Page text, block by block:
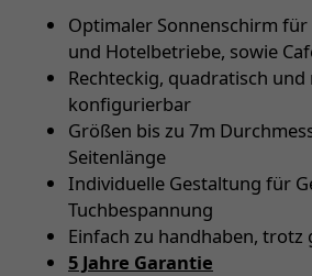
Optimaler Sonnenschirm
und Hotelbetriebe, sowie
Rechteckig, quadratisch und
konfigurierbar
Größen bis zu 7m
Seitenlänge
Individuelle Gestaltung für
Tuchbespannung
Einfach zu handhaben, trotz
5 Jahre Garantie